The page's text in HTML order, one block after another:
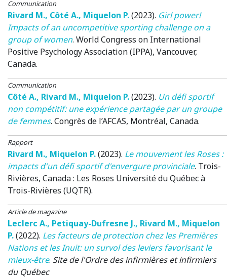
Communication
Rivard M., Côté A., Miquelon P.(2023). Girl power!
Impacts of an uncompetitive sporting challenge on a
group of women. World Congress on International
Positive Psychology Association (IPPA), Vancouver,
Canada.
Communication
Côté A., Rivard M., Miquelon P.(2023). Un défi sportif
non compétitif: une expérience partagée par un groupe
de femmes. Congrès de l’AFCAS, Montréal, Canada.
Rapport
Rivard M., Miquelon P.(2023). Le mouvement les Roses :
impacts d'un défi sportif d'envergure provinciale. Trois-
Rivières, Canada : Les Roses Université du Québec à
Trois-Rivières (UQTR).
Article de magazine
Leclerc A., Petiquay-Dufresne J., Rivard M., Miquelon
P.(2022). Les facteurs de protection chez les Premières
Nations et les Inuit: un survol des leviers favorisant le
mieux-être. Site de l'Ordre des infirmières et infirmiers
du Québec